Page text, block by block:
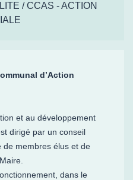
/CCAS - ACTION
d’Action
et au développement
dirigé par un conseil
de membres élus et de
dans le